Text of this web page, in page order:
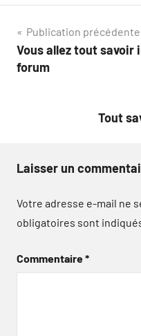
Navigation
de
Publication précédente
Vous allez tout
forum
Tout
Laisser un
Votre adresse e-mail ne
obligatoires sont
Commentaire*